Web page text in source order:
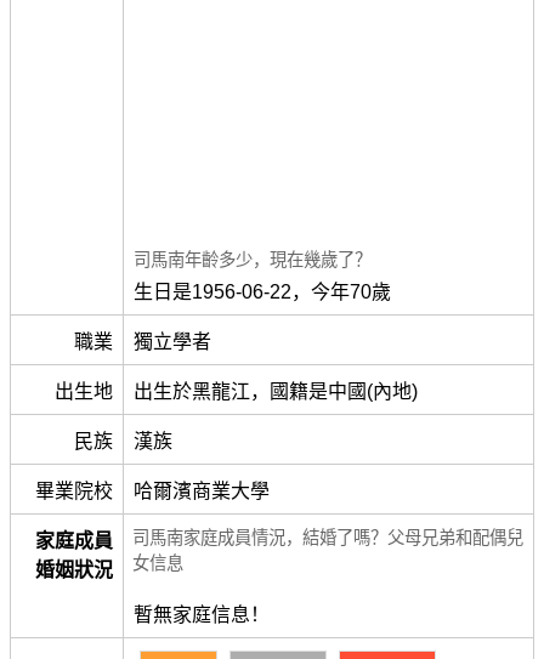
司馬南年齡多少，現在幾歲了？
生日是1956-06-22，今年70歲
職業 獨立學者
出生地 出生於黑龍江，國籍是中國(內地)
民族 漢族
畢業院校 哈爾濱商業大學
家庭成員
婚姻狀況
司馬南家庭成員情況，結婚了嗎？父母兄弟和配偶兒
女信息
暫無家庭信息！